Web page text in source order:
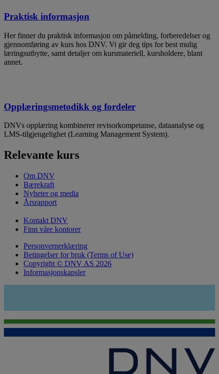
Praktisk informasjon
Her finner du praktisk informasjon om påmelding, forberedelser og
gjennomføring av kurs hos DNV. Vi gir deg tips for best mulig
læringsutbytte, samt detaljer om kursmateriell, kursholdere, blant
annet.
Opplæringsmetodikk og fordeler
DNVs opplæring kombinerer revisorkompetanse, dataanalyse og
LMS-tilgjengelighet (Learning Management System).
Relevante kurs
Om DNV
Bærekraft
Nyheter og media
Årsrapport
Kontakt DNV
Finn våre kontorer
Personvernerklæring
Betingelser for bruk (Terms of Use)
Copyright © DNV AS 2026
Informasjonskapsler